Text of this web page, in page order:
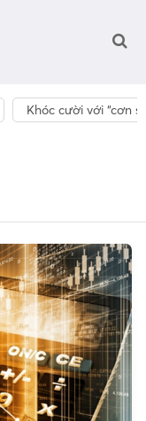
Khóc cười với “cơn